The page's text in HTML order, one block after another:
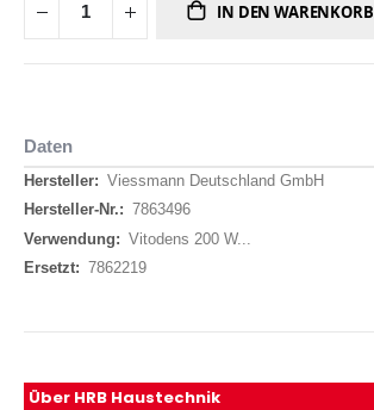
IN DEN WARENKORB
Daten
Daten
Viessmann Deutschland GmbH
7863496
Vitodens 200 W...
7862219
Über HRB Haustechnik